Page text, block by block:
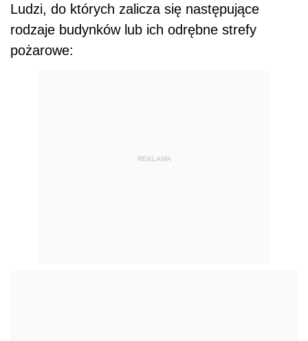
Ludzi, do których zalicza się następujące
rodzaje budynków lub ich odrębne strefy
pożarowe:
REKLAMA